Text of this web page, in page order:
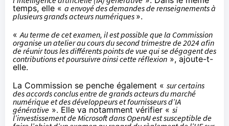
temps, elle « a envoyé des demandes de renseignements à
plusieurs grands acteurs numériques ».
« Au terme de cet examen, il est possible que la Commission
organise un atelier au cours du second trimestre de 2024 afin
de réunir tous les différents points de vue qui se dégagent des
contributions et poursuivre ainsi cette réflexion », ajoute-t-
elle.
La Commission se penche également « sur certains
des accords conclus entre de grands acteurs du marché
numérique et des développeurs et fournisseurs d’IA
générative ». Elle va notamment vérifier « si
l’investissement de Microsoft dans OpenAI est susceptible de